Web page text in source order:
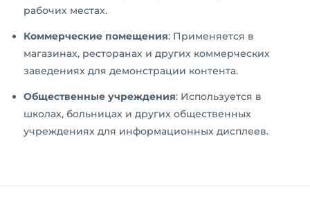
рабочих местах.
Коммерческие помещения: Применяется в
магазинах, ресторанах и других коммерческих
заведениях для демонстрации контента.
Общественные учреждения: Используется в
школах, больницах и других общественных
учреждениях для информационных дисплеев.